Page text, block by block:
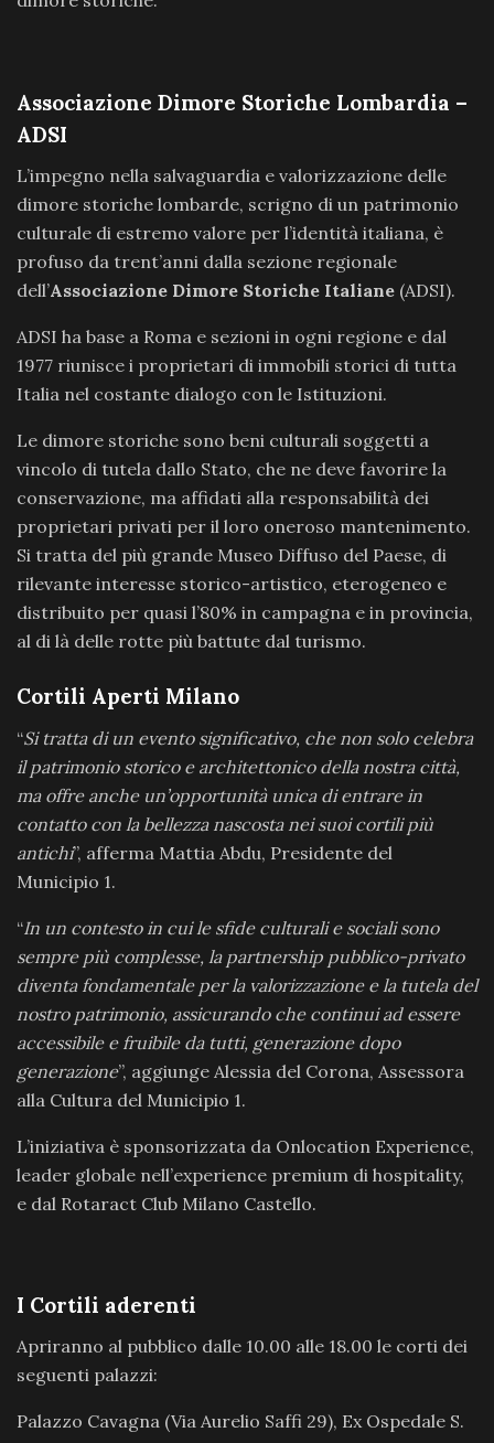
Associazione Dimore Storiche Lombardia –
ADSI
L’impegno nella salvaguardia e valorizzazione delle
dimore storiche lombarde, scrigno di un patrimonio
culturale di estremo valore per l’identità italiana, è
profuso da trent’anni dalla sezione regionale
dell’Associazione Dimore Storiche Italiane (ADSI).
ADSI ha base a Roma e sezioni in ogni regione e dal
1977 riunisce i proprietari di immobili storici di tutta
Italia nel costante dialogo con le Istituzioni.
Le dimore storiche sono beni culturali soggetti a
vincolo di tutela dallo Stato, che ne deve favorire la
conservazione, ma affidati alla responsabilità dei
proprietari privati per il loro oneroso mantenimento.
Si tratta del più grande Museo Diffuso del Paese, di
rilevante interesse storico-artistico, eterogeneo e
distribuito per quasi l’80% in campagna e in provincia,
al di là delle rotte più battute dal turismo.
Cortili Aperti Milano
“Si tratta di un evento significativo, che non solo celebra
il patrimonio storico e architettonico della nostra città,
ma offre anche un’opportunità unica di entrare in
contatto con la bellezza nascosta nei suoi cortili più
antichi”, afferma Mattia Abdu, Presidente del
Municipio 1.
“In un contesto in cui le sfide culturali e sociali sono
sempre più complesse, la partnership pubblico-privato
diventa fondamentale per la valorizzazione e la tutela del
nostro patrimonio, assicurando che continui ad essere
accessibile e fruibile da tutti, generazione dopo
generazione”, aggiunge Alessia del Corona, Assessora
alla Cultura del Municipio 1.
L’iniziativa è sponsorizzata da Onlocation Experience,
leader globale nell’experience premium di hospitality,
e dal Rotaract Club Milano Castello.
I Cortili aderenti
Apriranno al pubblico dalle 10.00 alle 18.00 le corti dei
seguenti palazzi:
Palazzo Cavagna (Via Aurelio Saffi 29), Ex Ospedale S.